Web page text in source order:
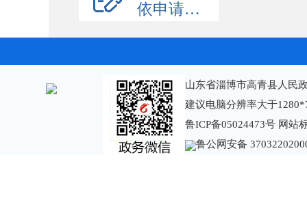
依申请公开
山东省淄博市高青县人民
建议电脑分辨率大于
鲁ICP备05024473号 网站
鲁公网安备